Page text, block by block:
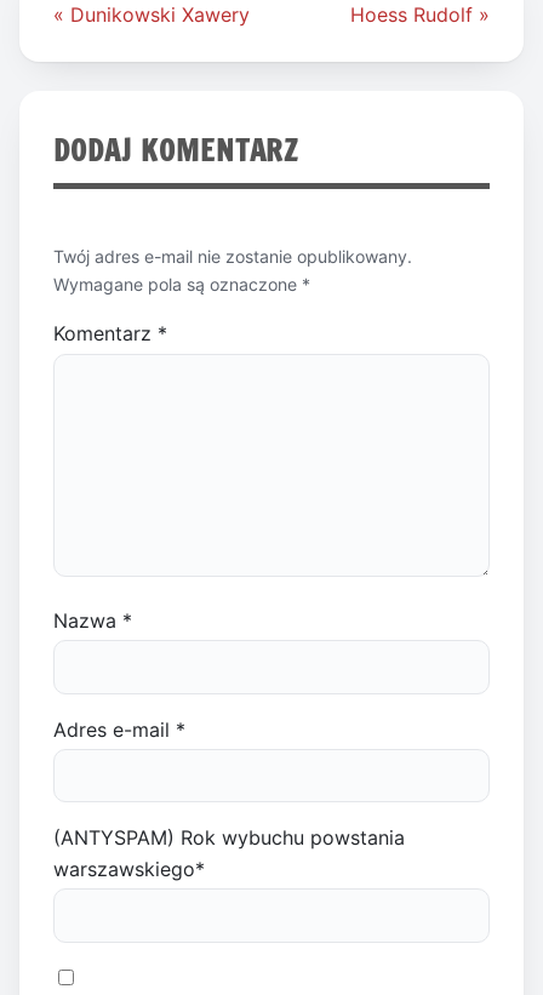
Nawigacja
« Dunikowski Xawery Hoess Rudolf »
DODAJ KOMENTARZ
Twój adres e-mail nie zostanie opublikowany.
Wymagane pola są oznaczone *
Komentarz *
Nazwa *
Adres e-mail *
(ANTYSPAM) Rok wybuchu powstania
warszawskiego*